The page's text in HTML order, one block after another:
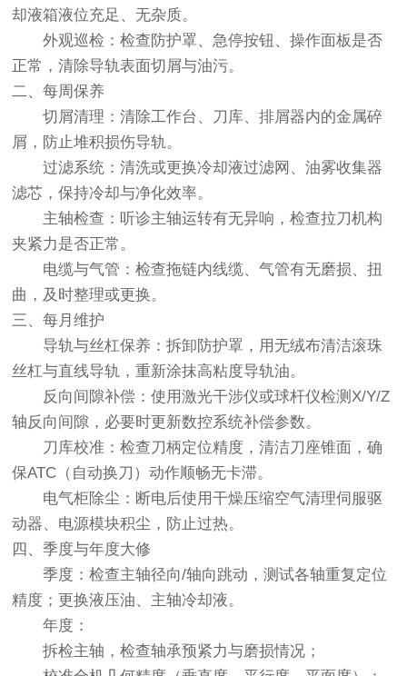
却液箱液位充足、无杂质。
外观巡检：检查防护罩、急停按钮、操作面板是否
正常，清除导轨表面切屑与油污。
二、每周保养
切屑清理：清除工作台、刀库、排屑器内的金属碎
屑，防止堆积损伤导轨。
过滤系统：清洗或更换冷却液过滤网、油雾收集器
滤芯，保持冷却与净化效率。
主轴检查：听诊主轴运转有无异响，检查拉刀机构
夹紧力是否正常。
电缆与气管：检查拖链内线缆、气管有无磨损、扭
曲，及时整理或更换。
三、每月维护
导轨与丝杠保养：拆卸防护罩，用无绒布清洁滚珠
丝杠与直线导轨，重新涂抹高粘度导轨油。
反向间隙补偿：使用激光干涉仪或球杆仪检测X/Y/Z
轴反向间隙，必要时更新数控系统补偿参数。
刀库校准：检查刀柄定位精度，清洁刀座锥面，确
保ATC（自动换刀）动作顺畅无卡滞。
电气柜除尘：断电后使用干燥压缩空气清理伺服驱
动器、电源模块积尘，防止过热。
四、季度与年度大修
季度：检查主轴径向/轴向跳动，测试各轴重复定位
精度；更换液压油、主轴冷却液。
年度：
拆检主轴，检查轴承预紧力与磨损情况；